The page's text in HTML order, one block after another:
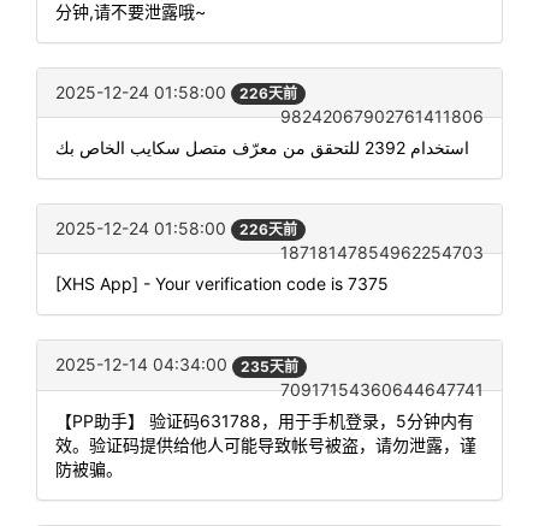
分钟,请不要泄露哦~
2025-12-24 01:58:00 226天前
98242067902761411806
استخدام 2392 للتحقق من معرّف متصل سكايب الخاص بك
2025-12-24 01:58:00 226天前
18718147854962254703
[XHS App] - Your verification code is 7375
2025-12-14 04:34:00 235天前
70917154360644647741
【PP助手】 验证码631788，用于手机登录，5分钟内有
效。验证码提供给他人可能导致帐号被盗，请勿泄露，谨
防被骗。